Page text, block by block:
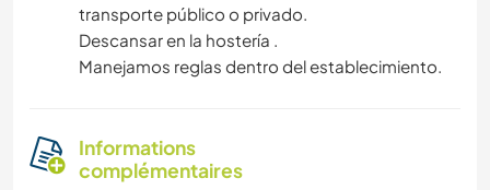
transporte público o privado.
Descansar en la hostería .
Manejamos reglas dentro del establecimiento.
Informations
complémentaires